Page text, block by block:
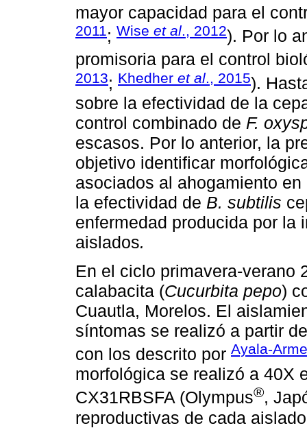
mayor capacidad para el
2011; Wise et al., 2012). Por lo
promisoria para el control
2013; Khedher et al., 2015).
sobre la efectividad de la
control combinado de F.
escasos. Por lo anterior, la
objetivo identificar
asociados al ahogamiento
la efectividad de B. subtilis
enfermedad producida por la
aislados.
En el ciclo primavera-verano
calabacita (Cucurbita pepo)
Cuautla, Morelos. El
síntomas se realizó a partir
con los descrito por Ayala-
morfológica se realizó a 40X
CX31RBSFA (Olympus®,
reproductivas de cada